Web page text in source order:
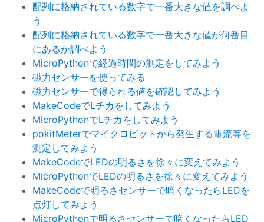
配列に格納されている数字で一番大きな値を調べよ
う
配列に格納されている数字で一番大きな値が何番目
にあるか調べよう
MicroPythonで経過時間の測定をしてみよう
磁力センサーを使ってみる
磁力センサーで得られる値を確認してみよう
MakeCodeでLチカをしてみよう
MicroPythonでLチカをしてみよう
pokitMeterでマイクロビットから発生する電流等を
測定してみよう
MakeCodeでLEDの明るさを徐々に変えてみよう
MicroPythonでLEDの明るさを徐々に変えてみよう
MakeCodeで明るさセンサーで暗くなったらLEDを
点灯してみよう
MicroPythonで明るさセンサーで暗くなったらLED